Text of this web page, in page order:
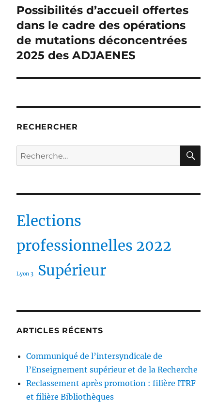
Publication
suivante :
Possibilités d’accueil offertes
dans le cadre des opérations
de mutations déconcentrées
2025 des ADJAENES
RECHERCHER
Recherche
pour :
Elections
professionnelles 2022
Lyon 3 Supérieur
ARTICLES RÉCENTS
Communiqué de l’intersyndicale de
l’Enseignement supérieur et de la Recherche
Reclassement après promotion : filière ITRF
et filière Bibliothèques